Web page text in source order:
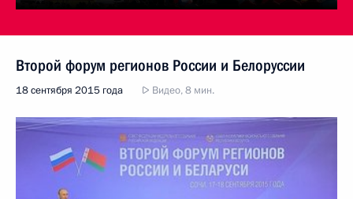
Второй форум регионов России и Белоруссии
18 сентября 2015 года Видео, 8 мин.